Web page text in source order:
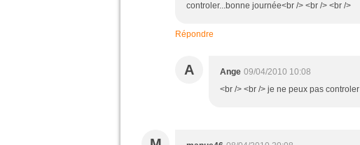
controler...bonne journée<br /> <br /> <br />
Répondre
A Ange 09/04/2010 10:08
<br /> <br /> je ne peux pas